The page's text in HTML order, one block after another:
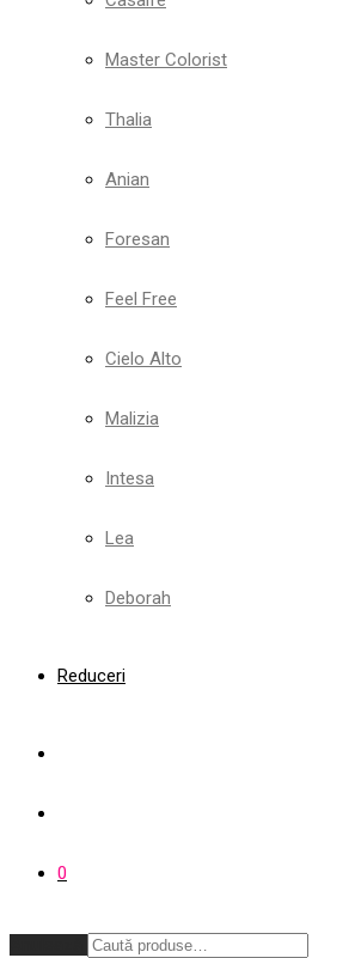
Master Colorist
Thalia
Anian
Foresan
Feel Free
Cielo Alto
Malizia
Intesa
Lea
Deborah
Reduceri
0